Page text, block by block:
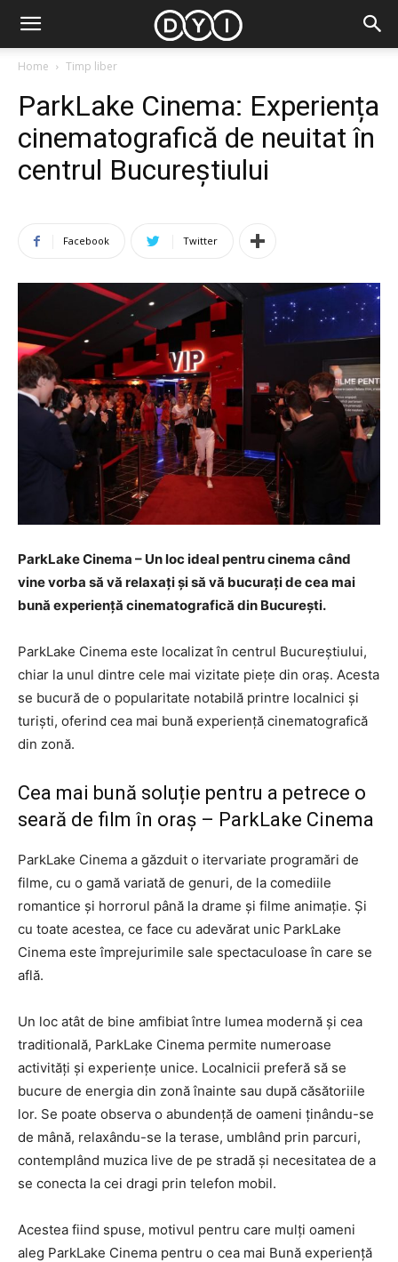
Home Timp liber
ParkLake Cinema: Experiența
cinematografică de neuitat în
centrul Bucureștiului
Facebook Twitter
ParkLake Cinema – Un loc ideal pentru cinema când
vine vorba să vă relaxați și să vă bucurați de cea mai
bună experiență cinematografică din București.
ParkLake Cinema este localizat în centrul Bucureștiului,
chiar la unul dintre cele mai vizitate piețe din oraș. Acesta
se bucură de o popularitate notabilă printre localnici și
turiști, oferind cea mai bună experiență cinematografică
din zonă.
Cea mai bună soluție pentru a petrece o
seară de film în oraș – ParkLake Cinema
ParkLake Cinema a găzduit o itervariate programări de
filme, cu o gamă variată de genuri, de la comediile
romantice și horrorul până la drame și filme animație. Și
cu toate acestea, ce face cu adevărat unic ParkLake
Cinema este împrejurimile sale spectaculoase în care se
află.
Un loc atât de bine amfibiat între lumea modernă și cea
traditională, ParkLake Cinema permite numeroase
activități și experiențe unice. Localnicii preferă să se
bucure de energia din zonă înainte sau după căsătoriile
lor. Se poate observa o abundență de oameni ținându-se
de mână, relaxându-se la terase, umblând prin parcuri,
contemplând muzica live de pe stradă și necesitatea de a
se conecta la cei dragi prin telefon mobil.
Acestea fiind spuse, motivul pentru care mulți oameni
aleg ParkLake Cinema pentru o cea mai Bună experiență